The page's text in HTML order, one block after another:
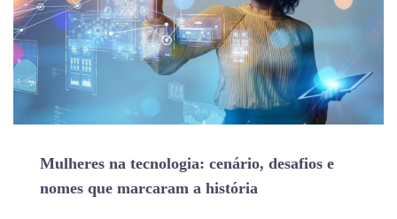
Mulheres na tecnologia: cenário, desafios e
nomes que marcaram a história